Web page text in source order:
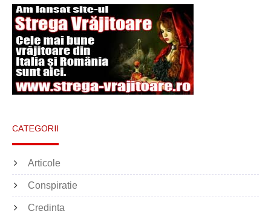
CATEGORII
Articole
Conspiratie
Credinta